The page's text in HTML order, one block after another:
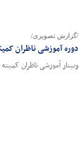
/گزارش تصویری/
دوره آموزشی ناظران
وبینار آموزشی ناظران